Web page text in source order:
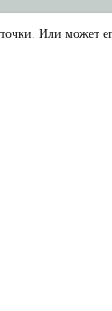
Или может